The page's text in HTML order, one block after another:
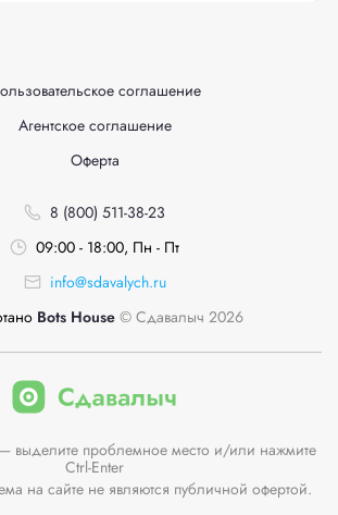
соглашение
Агентское соглашение
Оферта
8 (800) 511-38-23
09:00 - 18:00, Пн - Пт
info@sdavalych.ru
Bots House © Сдавалыч 2026
выделите проблемное место и/или нажмите
Ctrl-Enter
на сайте не являются публичной офертой.